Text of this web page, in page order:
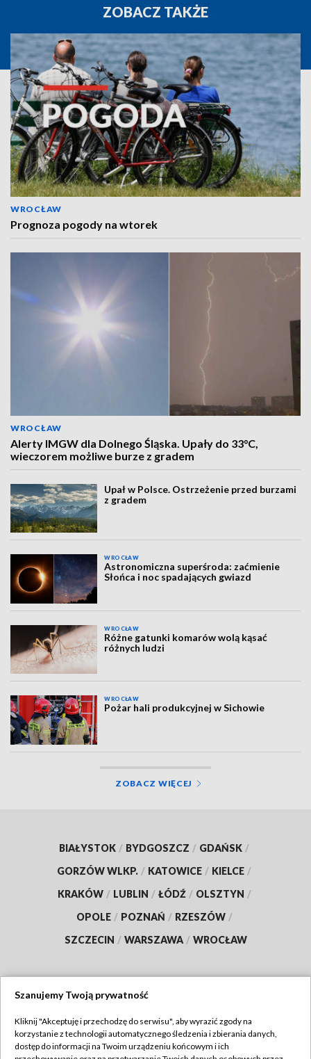
ZOBACZ TAKŻE
WROCŁAW
Prognoza pogody na wtorek
WROCŁAW
Alerty IMGW dla Dolnego Śląska. Upały do 33°C,
wieczorem możliwe burze z gradem
Upał w Polsce. Ostrzeżenie przed burzami
z gradem
WROCŁAW
Astronomiczna superśroda: zaćmienie
Słońca i noc spadających gwiazd
WROCŁAW
Różne gatunki komarów wolą kąsać
różnych ludzi
WROCŁAW
Pożar hali produkcyjnej w Sichowie
ZOBACZ WIĘCEJ
BIAŁYSTOK / BYDGOSZCZ / GDAŃSK /
GORZÓW WLKP. / KATOWICE / KIELCE /
KRAKÓW / LUBLIN / ŁÓDŹ / OLSZTYN /
OPOLE / POZNAŃ / RZESZÓW /
SZCZECIN / WARSZAWA / WROCŁAW
TVP
Szanujemy Twoją prywatność
Kliknij "Akceptuję i przechodzę do serwisu", aby wyrazić zgody na
korzystanie z technologii automatycznego śledzenia i zbierania danych,
dostęp do informacji na Twoim urządzeniu końcowym i ich